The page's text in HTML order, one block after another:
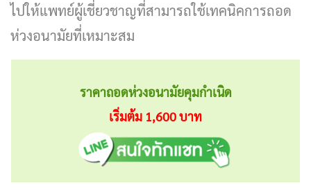
ไปให้แพทย์ผู้เชี่ยวชาญที่สามารถใช้เทคนิคการถอด
ห่วงอนามัยที่เหมาะสม
ราคาถอดห่วงอนามัยคุมกำเนิด
เริ่มต้ม 1,600 บาท